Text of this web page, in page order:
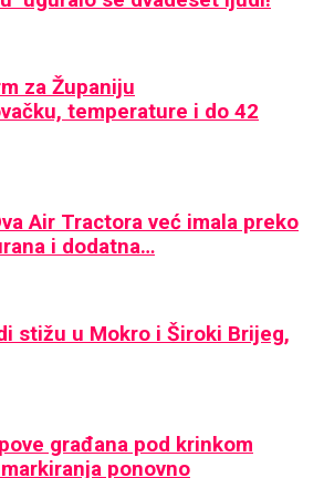
za Županiju
temperature i do 42
Air Tractora već imala preko
i dodatna…
stižu u Mokro i Široki Brijeg,
građana pod krinkom
markiranja ponovno